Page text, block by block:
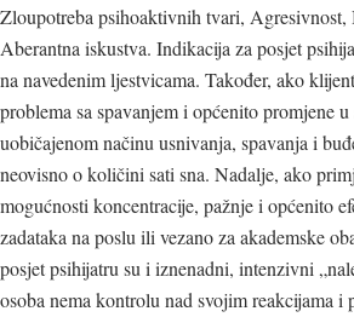
Zloupotreba psihoaktivnih tvari, Agresivnost,
Aberantna iskustva. Indikacija za posjet
na navedenim ljestvicama. Također, ako
problema sa spavanjem i općenito promjene
uobičajenom načinu usnivanja, spavanja i
neovisno o količini sati sna. Nadalje, ako
mogućnosti koncentracije, pažnje i općenito
zadataka na poslu ili vezano za akademske
posjet psihijatru su i iznenadni, intenzivni
osoba nema kontrolu nad svojim reakcijama i